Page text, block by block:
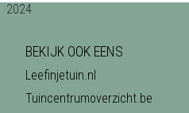
BEKIJK OOK EENS
Leefinjetuin.nl
Tuincentrumoverzicht.be